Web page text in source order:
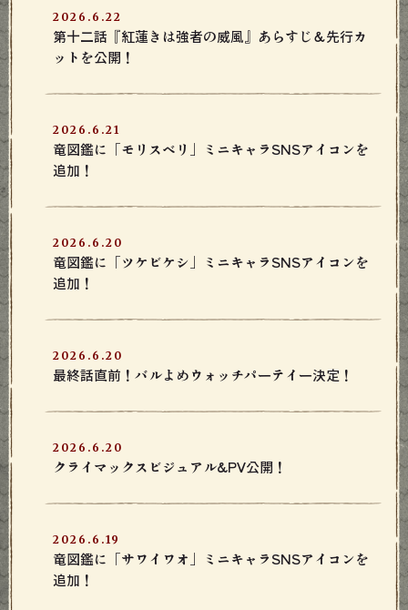
2026.6.22
第十二話『紅蓮きは強者の威風』あらすじ＆先行カ
ットを公開！
2026.6.21
竜図鑑に「モリスベリ」ミニキャラSNSアイコンを
追加！
2026.6.20
竜図鑑に「ツケビケシ」ミニキャラSNSアイコンを
追加！
2026.6.20
最終話直前！バルよめウォッチパーテイー決定！
2026.6.20
クライマックスビジュアル&PV公開！
2026.6.19
竜図鑑に「サワイワオ」ミニキャラSNSアイコンを
追加！